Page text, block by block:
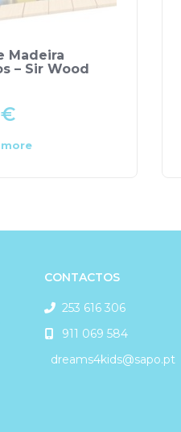
Madeira
– Sir Wood
€
more
CONTACTOS
253 616 306
911 069 584
dreams4kids@sapo.pt